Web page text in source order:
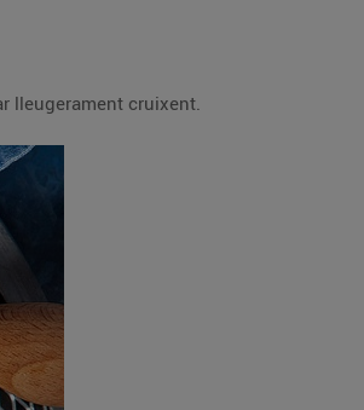
lleugerament cruixent.